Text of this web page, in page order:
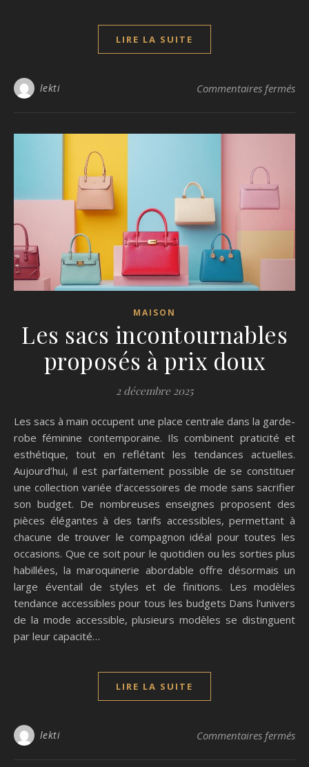
LIRE LA SUITE
lekti Commentaires fermés
MAISON
Les sacs incontournables
proposés à prix doux
2 décembre 2025
Les sacs à main occupent une place centrale dans la garde-
robe féminine contemporaine. Ils combinent praticité et
esthétique, tout en reflétant les tendances actuelles.
Aujourd’hui, il est parfaitement possible de se constituer
une collection variée d’accessoires de mode sans sacrifier
son budget. De nombreuses enseignes proposent des
pièces élégantes à des tarifs accessibles, permettant à
chacune de trouver le compagnon idéal pour toutes les
occasions. Que ce soit pour le quotidien ou les sorties plus
habillées, la maroquinerie abordable offre désormais un
large éventail de styles et de finitions. Les modèles
tendance accessibles pour tous les budgets Dans l’univers
de la mode accessible, plusieurs modèles se distinguent
par leur capacité…
LIRE LA SUITE
lekti Commentaires fermés